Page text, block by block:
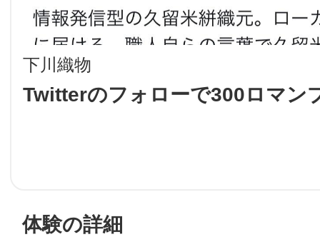
下川織物
Twitterのフォローで300ロマン
LINE
体験の詳細